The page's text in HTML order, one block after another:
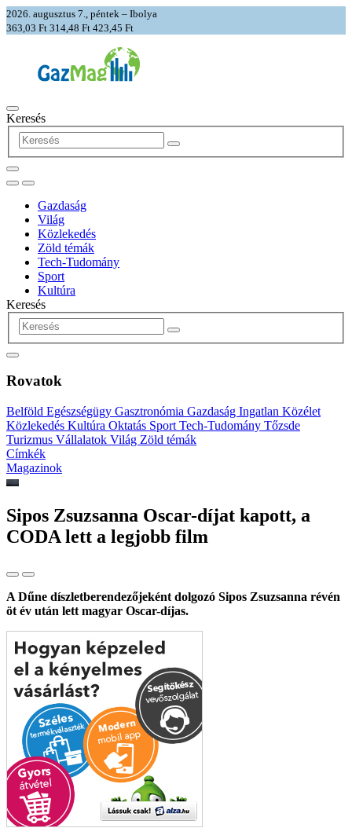
2026. augusztus 7., péntek – Ibolya
363,03 Ft 314,48 Ft 423,45 Ft
Keresés
Gazdaság
Világ
Közlekedés
Zöld témák
Tech-Tudomány
Sport
Kultúra
Keresés
Rovatok
Belföld Egészségügy Gasztronómia Gazdaság Ingatlan Közélet
Közlekedés Kultúra Oktatás Sport Tech-Tudomány Tőzsde
Turizmus Vállalatok Világ Zöld témák
Címkék
Magazinok
Sipos Zsuzsanna Oscar-díjat kapott, a
CODA lett a legjobb film
A Dűne díszletberendezőjeként dolgozó Sipos Zsuzsanna révén
öt év után lett magyar Oscar-díjas.